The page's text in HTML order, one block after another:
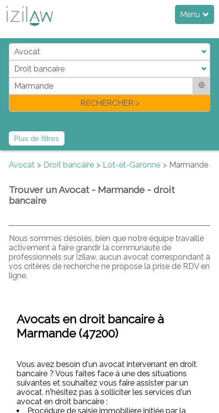
Menu
jdadi
fl
RECHERCHER >
Plus de filtres
Avocat Droit bancaire Lot-et-Garonne Marmande
Trouver un Avocat - Marmande - droit
bancaire
Nous sommes désolés, bien que notre équipe travaille
activement à faire grandir la communauté de
professionnels sur izilaw, aucun avocat correspondant à
vos critères de recherche ne propose la prise de RDV en
ligne.
Avocats en droit bancaire à
Marmande (47200)
Vous avez besoin d'un avocat intervenant en droit
bancaire ? Vous faites face à une des situations
suivantes et souhaitez vous faire assister par un
avocat, n'hésitez pas à solliciter les services d'un
avocat en droit bancaire :
Procédure de saisie immobilière initiée par la